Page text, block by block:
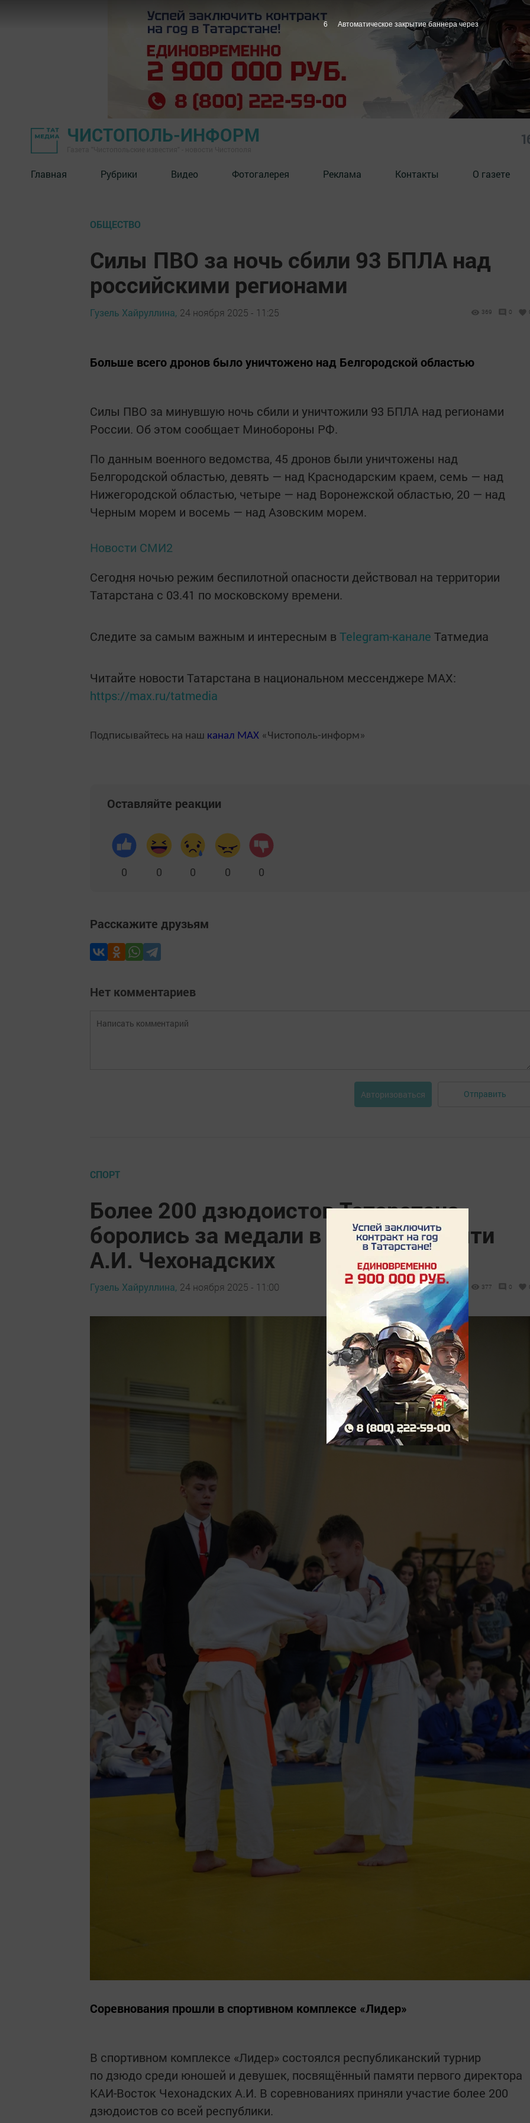
ЧИСТОПОЛЬ-ИНФОРМ
Главная Рубрики Видео Фотогалерея Реклама Контакты О газете
ОБЩЕСТВО
Силы ПВО за ночь сбили 93 БПЛА над
российскими регионами
Гузель Хайруллина, 24 ноября 2025 - 11:25 369 0
Больше всего дронов было уничтожено над Белгородской областью
Силы ПВО за минувшую ночь сбили и уничтожили 93 БПЛА над регионами
России. Об этом сообщает Минобороны РФ.
По данным военного ведомства, 45 дронов были уничтожены над
Белгородской областью, девять — над Краснодарским краем, семь — над
Нижегородской областью, четыре — над Воронежской областью, 20 — над
Черным морем и восемь — над Азовским морем.
Новости СМИ2
Сегодня ночью режим беспилотной опасности действовал на территории
Татарстана с 03.41 по московскому времени.
Следите за самым важным и интересным в Telegram-канале Татмедиа
Читайте новости Татарстана в национальном мессенджере MАХ:
https://max.ru/tatmedia
Подписывайтесь на наш канал MAX «Чистополь-информ»
Оставляйте реакции
0 0 0 0 0
Расскажите друзьям
Нет комментариев
Авторизоваться Отправить
СПОРТ
Более 200 дзюдоистов Татарстана
боролись за медали в турнире памяти
А.И. Чехонадских
Гузель Хайруллина, 24 ноября 2025 - 11:00 377 0
Соревнования прошли в спортивном комплексе «Лидер»
В спортивном комплексе «Лидер» состоялся республиканский турнир
по дзюдо среди юношей и девушек, посвящённый памяти первого директора
КАИ-Восток Чехонадских А.И. В соревнованиях приняли участие более 200
дзюдоистов со всей республики.
4 Автоматическое закрытие баннера через